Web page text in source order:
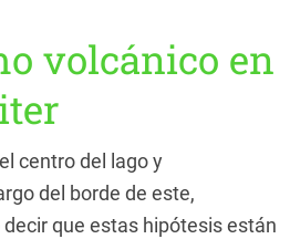
volcánico en
centro del lago y
del borde de este,
que estas hipótesis están